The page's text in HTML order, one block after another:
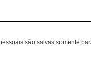
são salvas somente